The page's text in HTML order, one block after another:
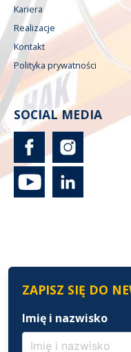
Kariera
Realizacje
Kontakt
Polityka prywatności
SOCIAL MEDIA
ZAPISZ SIĘ DO
Imię i nazwisko